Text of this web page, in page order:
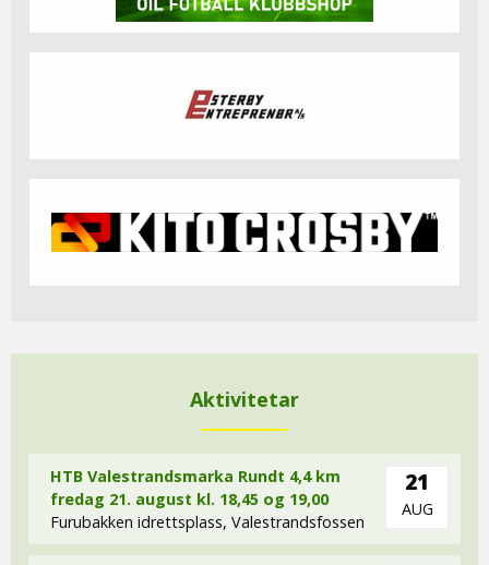
Aktivitetar
HTB Valestrandsmarka Rundt 4,4 km
fredag 21. august kl. 18,45 og 19,00
Furubakken idrettsplass, Valestrandsfossen
21
AUG